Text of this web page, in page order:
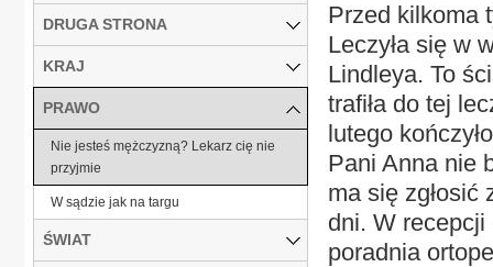
Przed kilkoma
Leczyła się w
Lindleya. To
trafiła do tej
lutego
Pani Anna nie
ma się zgłosić
dni. W recepcji
poradnia
DRUGA STRONA
KRAJ
PRAWO
Nie jesteś mężczyzną? Lekarz cię nie
przyjmie
W sądzie jak na targu
ŚWIAT